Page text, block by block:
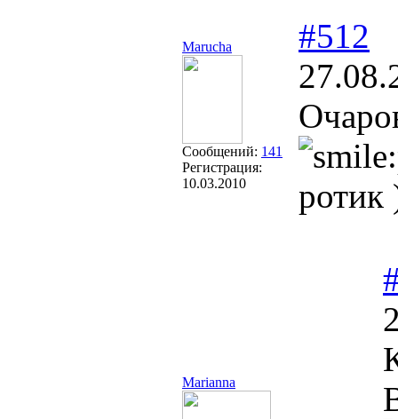
Marucha
Сообщений: 141
Регистрация:
10.03.2010
#512
Marianna